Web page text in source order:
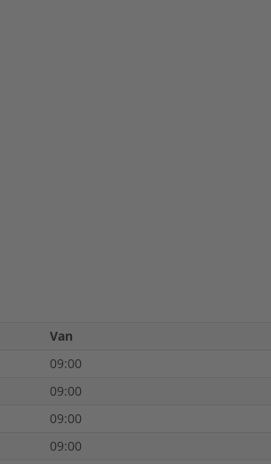
Van
09:00
09:00
09:00
09:00